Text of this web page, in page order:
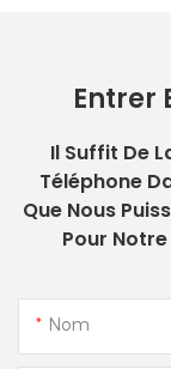
Entrer
Il Suffit De
Téléphone
Que Nous
Pour
Nom